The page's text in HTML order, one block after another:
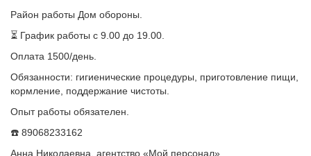
Район работы Дом обороны.
⏳ График работы с 9.00 до 19.00.
Оплата 1500/день.
Обязанности: гигиенические процедуры, приготовление пищи,
кормление, поддержание чистоты.
Опыт работы обязателен.
☎️ 89068233162
Анна Николаевна, агентство «Мой персонал»